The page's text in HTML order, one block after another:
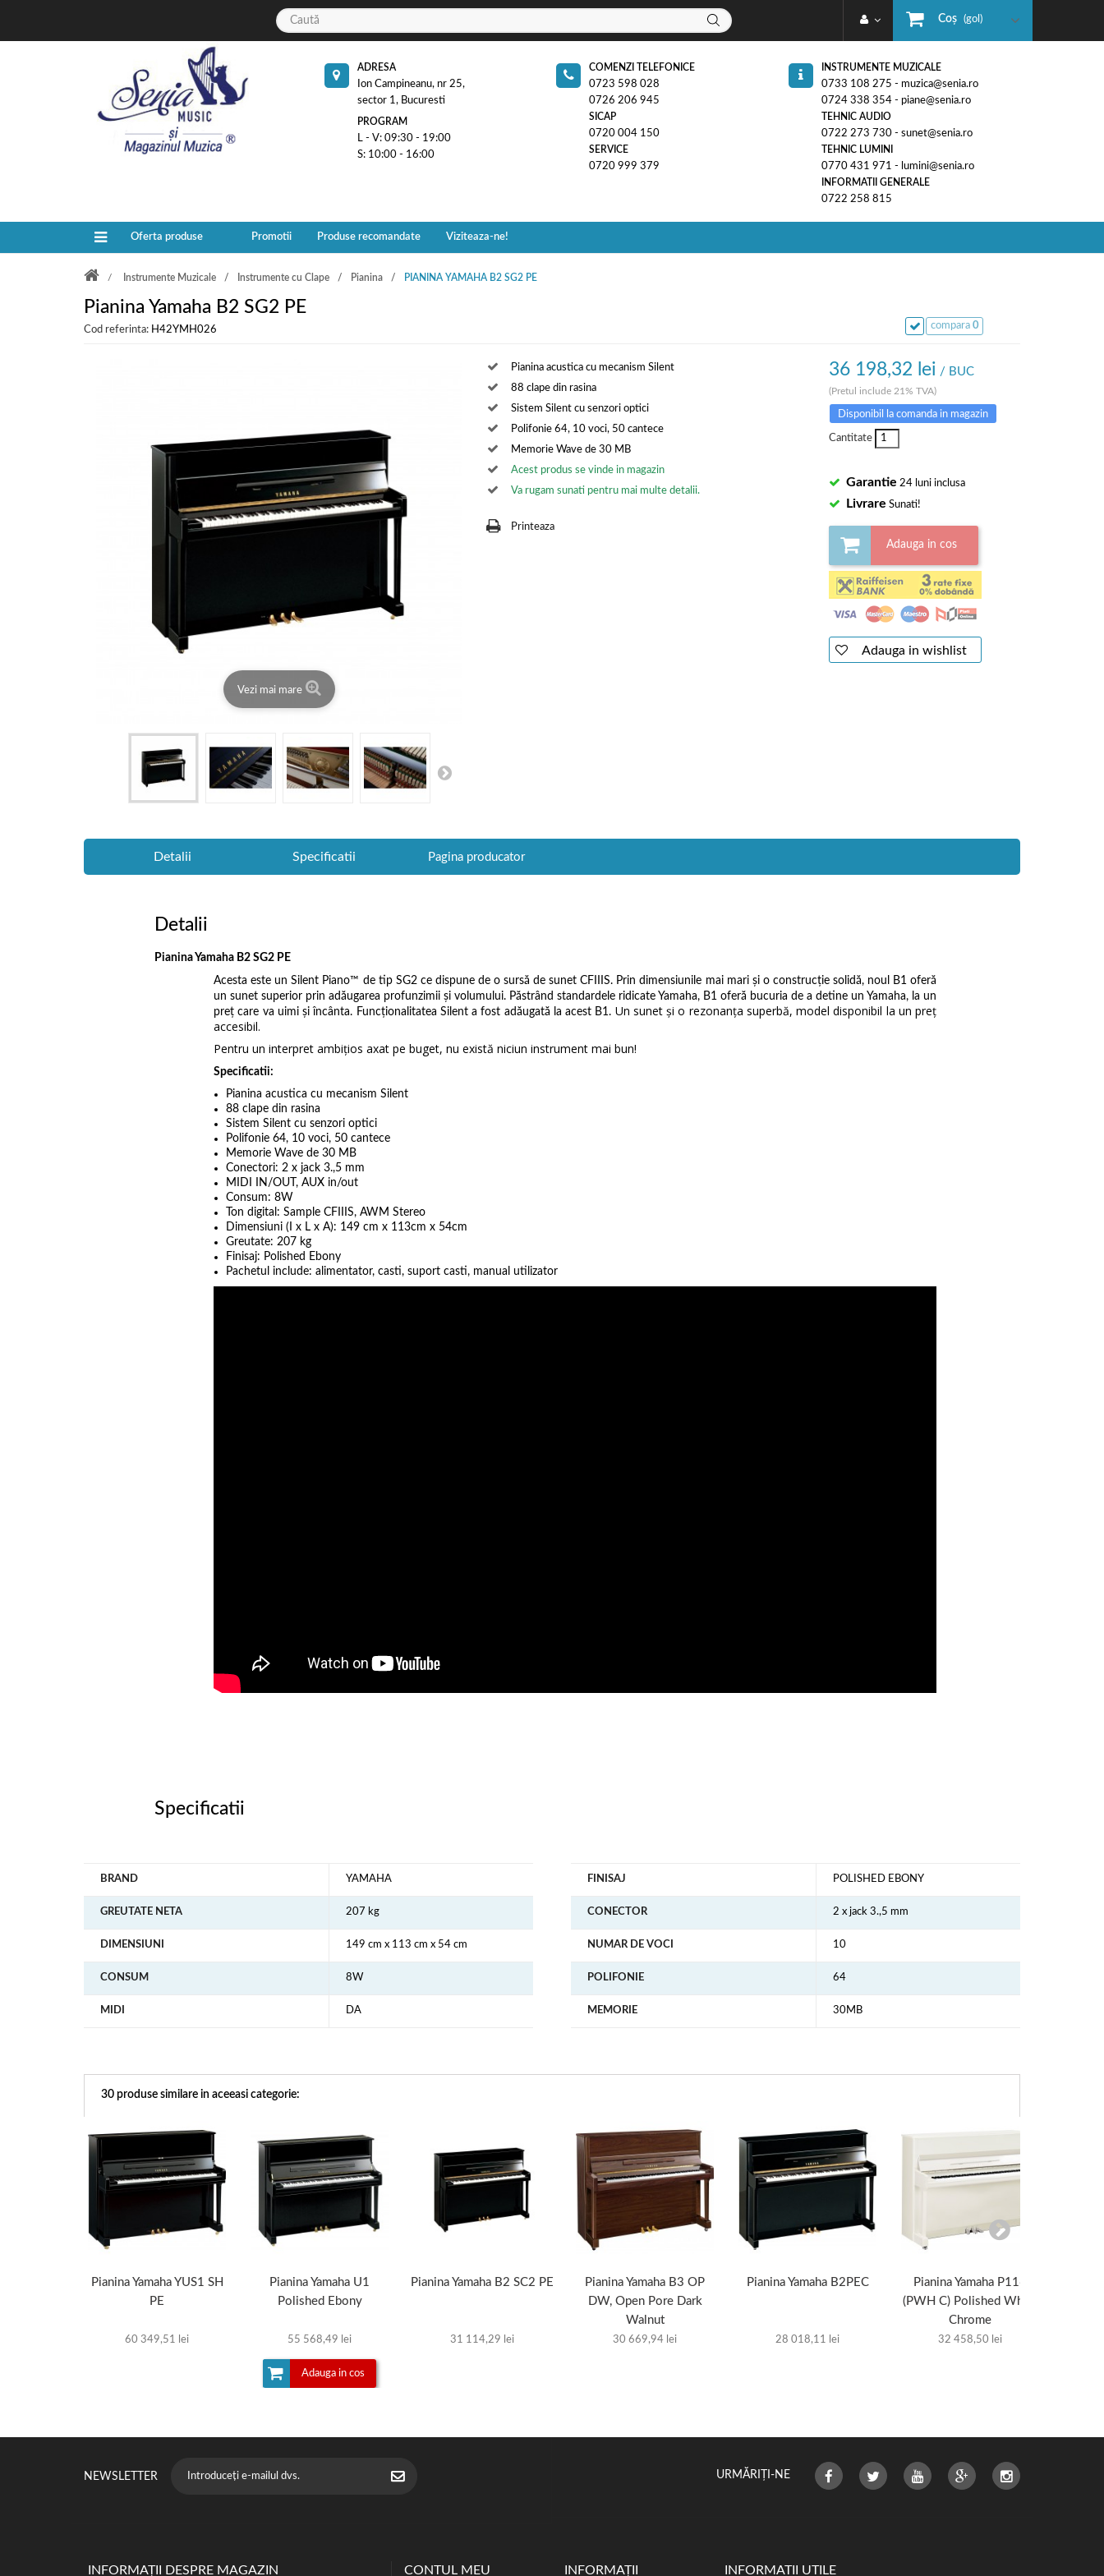
Coş (gol)
INSTRUMENTE MUZICALE
0733 108 275 - muzica@senia.ro
0724 338 354 - piane@senia.ro
TEHNIC AUDIO
0722 273 730 - sunet@senia.ro
TEHNIC LUMINI
0770 431 971 - lumini@senia.ro
INFORMATII GENERALE
0722 258 815
COMENZI TELEFONICE
0723 598 028
0726 206 945
SICAP
0720 004 150
SERVICE
0720 999 379
ADRESA
Ion Campineanu, nr 25,
sector 1, Bucuresti
PROGRAM
L - V: 09:30 - 19:00
S: 10:00 - 16:00
Oferta produse Promotii Produse recomandate Viziteaza-ne!
Instrumente Muzicale Instrumente cu Clape Pianina PIANINA YAMAHA B2 SG2 PE
Pianina Yamaha B2 SG2 PE
Cod referinta: H42YMH026 compara 0
Vezi mai mare
Pianina acustica cu mecanism Silent
88 clape din rasina
Sistem Silent cu senzori optici
Polifonie 64, 10 voci, 50 cantece
Memorie Wave de 30 MB
Acest produs se vinde in magazin
Va rugam sunati pentru mai multe detalii.
Printeaza
36 198,32 lei / BUC
(Pretul include 21% TVA)
Disponibil la comanda in magazin
Cantitate
Garantie 24 luni inclusa
Livrare Sunati!
Adauga in cos
Adauga in wishlist
Detalii Specificatii Pagina producator
Detalii
Pianina Yamaha B2 SG2 PE
Acesta este un Silent Piano™ de tip SG2 ce dispune de o sursă de sunet CFIIIS. Prin dimensiunile mai mari şi o construcţie solidă, noul B1 oferă
un sunet superior prin adăugarea profunzimii şi volumului. Păstrând standardele ridicate Yamaha, B1 oferă bucuria de a detine un Yamaha, la un
preţ care va uimi şi încânta. Funcţionalitatea Silent a fost adăugată la acest B1. Un sunet şi o rezonanţa superbă, model disponibil la un preţ
accesibil.
Pentru un interpret ambiţios axat pe buget, nu există niciun instrument mai bun!
Specificatii:
Pianina acustica cu mecanism Silent
88 clape din rasina
Sistem Silent cu senzori optici
Polifonie 64, 10 voci, 50 cantece
Memorie Wave de 30 MB
Conectori: 2 x jack 3.,5 mm
MIDI IN/OUT, AUX in/out
Consum: 8W
Ton digital: Sample CFIIIS, AWM Stereo
Dimensiuni (I x L x A): 149 cm x 113cm x 54cm
Greutate: 207 kg
Finisaj: Polished Ebony
Pachetul include: alimentator, casti, suport casti, manual utilizator
Specificatii
BRAND YAMAHA
GREUTATE NETA 207 kg
DIMENSIUNI 149 cm x 113 cm x 54 cm
CONSUM 8W
MIDI DA
FINISAJ POLISHED EBONY
CONECTOR 2 x jack 3.,5 mm
NUMAR DE VOCI 10
POLIFONIE 64
MEMORIE 30MB
30 produse similare in aceeasi categorie:
Pianina Yamaha YUS1 SH
PE
60 349,51 lei
Pianina Yamaha U1
Polished Ebony
55 568,49 lei
Adauga in cos
Pianina Yamaha B2 SC2 PE
31 114,29 lei
Pianina Yamaha B3 OP
DW, Open Pore Dark
Walnut
30 669,94 lei
Pianina Yamaha B2PEC
28 018,11 lei
Pianina Yamaha P116
(PWH C) Polished White
Chrome
32 458,50 lei
NEWSLETTER URMĂRIȚI-NE
INFORMAȚII DESPRE MAGAZIN CONTUL MEU INFORMAŢII INFORMATII UTILE